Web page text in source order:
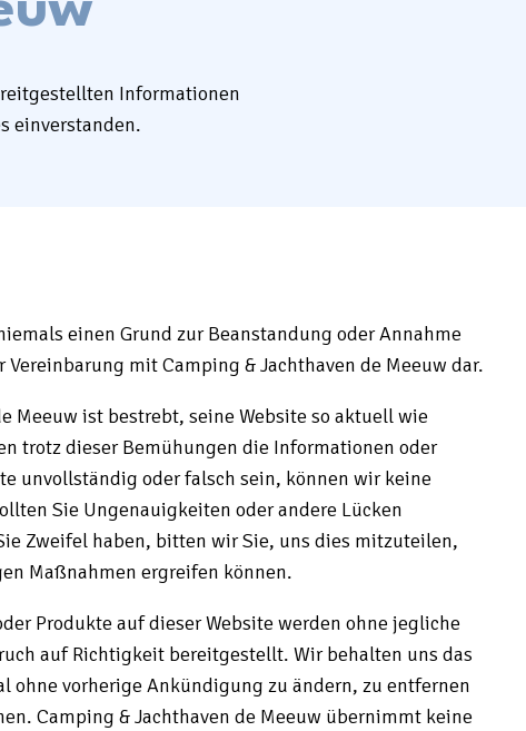
Informationen
einverstanden.
einen Grund zur Beanstandung oder Annahme
Vereinbarung mit Camping & Jachthaven de Meeuw dar.
Meeuw ist bestrebt, seine Website so aktuell wie
trotz dieser Bemühungen die Informationen oder
unvollständig oder falsch sein, können wir keine
Sie Ungenauigkeiten oder andere Lücken
Zweifel haben, bitten wir Sie, uns dies mitzuteilen,
Maßnahmen ergreifen können.
Produkte auf dieser Website werden ohne jegliche
auf Richtigkeit bereitgestellt. Wir behalten uns das
ohne vorherige Ankündigung zu ändern, zu entfernen
Camping & Jachthaven de Meeuw übernimmt keine